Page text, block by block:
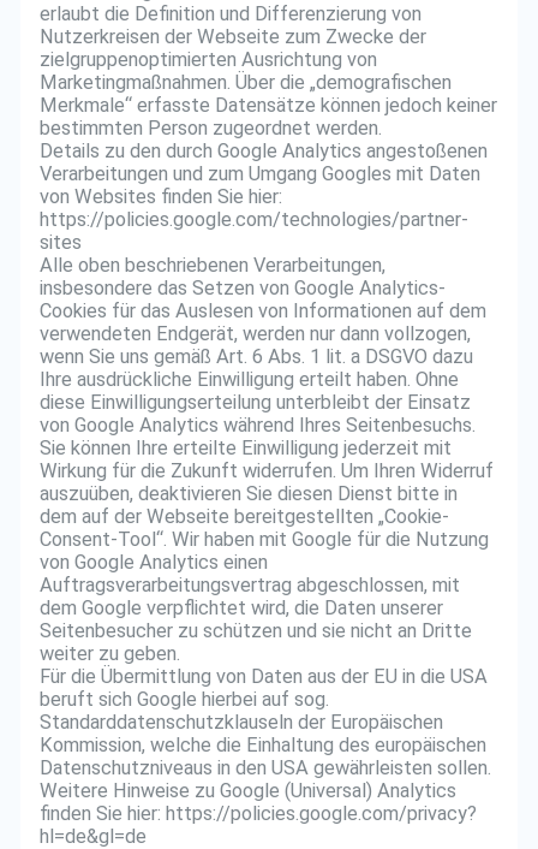
erlaubt die Definition und Differenzierung von
Nutzerkreisen der Webseite zum Zwecke der
zielgruppenoptimierten Ausrichtung von
Marketingmaßnahmen. Über die „demografischen
Merkmale“ erfasste Datensätze können jedoch keiner
bestimmten Person zugeordnet werden.
Details zu den durch Google Analytics angestoßenen
Verarbeitungen und zum Umgang Googles mit Daten
von Websites finden Sie hier:
https://policies.google.com/technologies/partner-
sites
Alle oben beschriebenen Verarbeitungen,
insbesondere das Setzen von Google Analytics-
Cookies für das Auslesen von Informationen auf dem
verwendeten Endgerät, werden nur dann vollzogen,
wenn Sie uns gemäß Art. 6 Abs. 1 lit. a DSGVO dazu
Ihre ausdrückliche Einwilligung erteilt haben. Ohne
diese Einwilligungserteilung unterbleibt der Einsatz
von Google Analytics während Ihres Seitenbesuchs.
Sie können Ihre erteilte Einwilligung jederzeit mit
Wirkung für die Zukunft widerrufen. Um Ihren Widerruf
auszuüben, deaktivieren Sie diesen Dienst bitte in
dem auf der Webseite bereitgestellten „Cookie-
Consent-Tool“. Wir haben mit Google für die Nutzung
von Google Analytics einen
Auftragsverarbeitungsvertrag abgeschlossen, mit
dem Google verpflichtet wird, die Daten unserer
Seitenbesucher zu schützen und sie nicht an Dritte
weiter zu geben.
Für die Übermittlung von Daten aus der EU in die USA
beruft sich Google hierbei auf sog.
Standarddatenschutzklauseln der Europäischen
Kommission, welche die Einhaltung des europäischen
Datenschutzniveaus in den USA gewährleisten sollen.
Weitere Hinweise zu Google (Universal) Analytics
finden Sie hier: https://policies.google.com/privacy?
hl=de&gl=de